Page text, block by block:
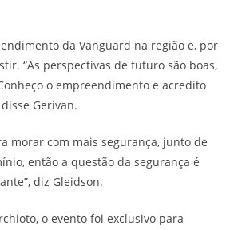
da Vanguard na região e, por
“As perspectivas de futuro são boas,
o empreendimento e acredito
Gerivan.
morar com mais segurança, junto de
então a questão da segurança é
diz Gleidson.
o evento foi exclusivo para